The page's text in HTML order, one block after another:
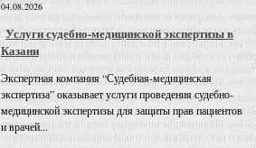
04.08.2026
Услуги судебно-медицинской экспертизы в
Казани
Экспертная компания “Судебная-медицинская
экспертиза” оказывает услуги проведения судебно-
медицинской экспертизы для защиты прав пациентов
и врачей...